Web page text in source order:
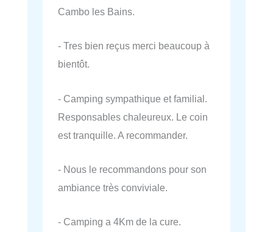
Cambo les Bains.
- Tres bien reçus merci beaucoup à
bientôt.
- Camping sympathique et familial.
Responsables chaleureux. Le coin
est tranquille. A recommander.
- Nous le recommandons pour son
ambiance très conviviale.
- Camping a 4Km de la cure.